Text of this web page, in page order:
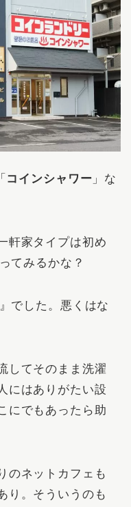
コインシャワー 」な
軒家タイプは初め
てみるかな？
』でした。悪くはな
してそのまま洗濯
にはありがたい設
にでもあったら助
のネットカフェも
り。そういうのも